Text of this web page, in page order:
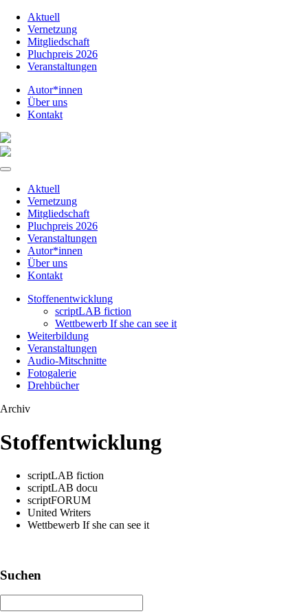
Aktuell
Vernetzung
Mitgliedschaft
Pluchpreis 2026
Veranstaltungen
Autor*innen
Über uns
Kontakt
Aktuell
Vernetzung
Mitgliedschaft
Pluchpreis 2026
Veranstaltungen
Autor*innen
Über uns
Kontakt
Stoffenentwicklung
scriptLAB fiction
Wettbewerb If she can see it
Weiterbildung
Veranstaltungen
Audio-Mitschnitte
Fotogalerie
Drehbücher
Archiv
Stoffentwicklung
scriptLAB fiction
scriptLAB docu
scriptFORUM
United Writers
Wettbewerb If she can see it
Suchen